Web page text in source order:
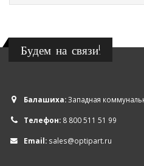
Будем на связи!
Балашиха:Западная
Телефон: 8 800 511 51 99
Email: sales@optipart.ru